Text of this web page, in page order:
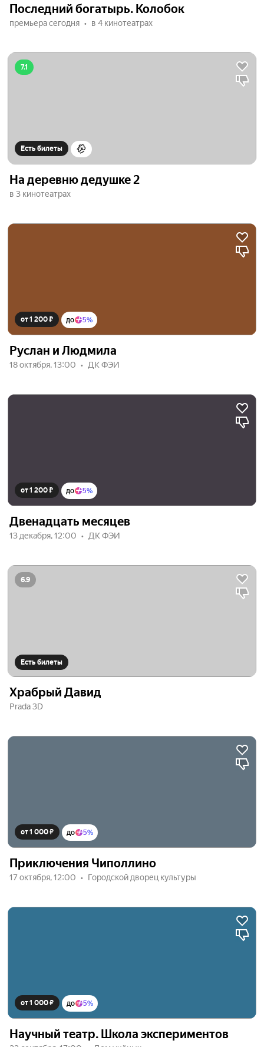
Последний богатырь. Колобок
премьера сегодня в 4 кинотеатрах
7.1
Есть билеты
На деревню дедушке 2
в 3 кинотеатрах
от 1 200 ₽ до 5%
Руслан и Людмила
18 октября, 13:00 ДК ФЭИ
от 1 200 ₽ до 5%
Двенадцать месяцев
13 декабря, 12:00 ДК ФЭИ
6.9
Есть билеты
Храбрый Давид
Prada 3D
от 1 000 ₽ до 5%
Приключения Чиполлино
17 октября, 12:00 Городской дворец культуры
от 1 000 ₽ до 5%
Научный театр. Школа экспериментов